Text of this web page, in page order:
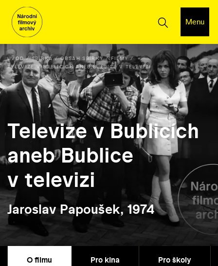
Menu
ÚVOD SBÍRKA OBSAH SBÍRKY
FILMY
TELEVIZE V BUBLICÍCH ANEB BUBLICE V TELEVIZI
Televize v Bublicích
aneb Bublice
v televizi
Jaroslav Papoušek, 1974
O filmu Pro kina Pro školy